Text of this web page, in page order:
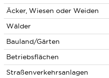
Äcker, Wiesen oder Weiden
Wälder
Bauland/Gärten
Betriebsflächen
Straßenverkehrsanlagen